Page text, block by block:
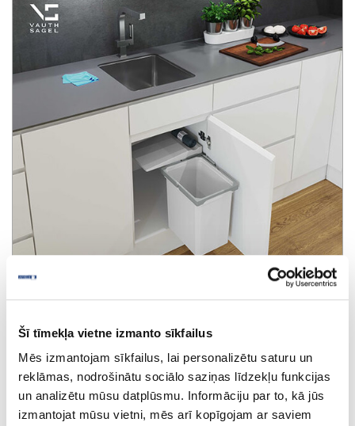
Šī tīmekļa vietne izmanto sīkfailus
Mēs izmantojam sīkfailus, lai personalizētu saturu un
reklāmas, nodrošinātu sociālo saziņas līdzekļu funkcijas
un analizētu mūsu datplūsmu. Informāciju par to, kā jūs
izmantojat mūsu vietni, mēs arī kopīgojam ar saviem
Atkritumu tvertne VS ENVI Single
450mm